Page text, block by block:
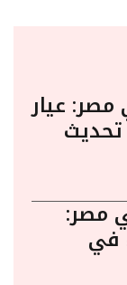
مصر: عيار
في تحديث
مصر:
في